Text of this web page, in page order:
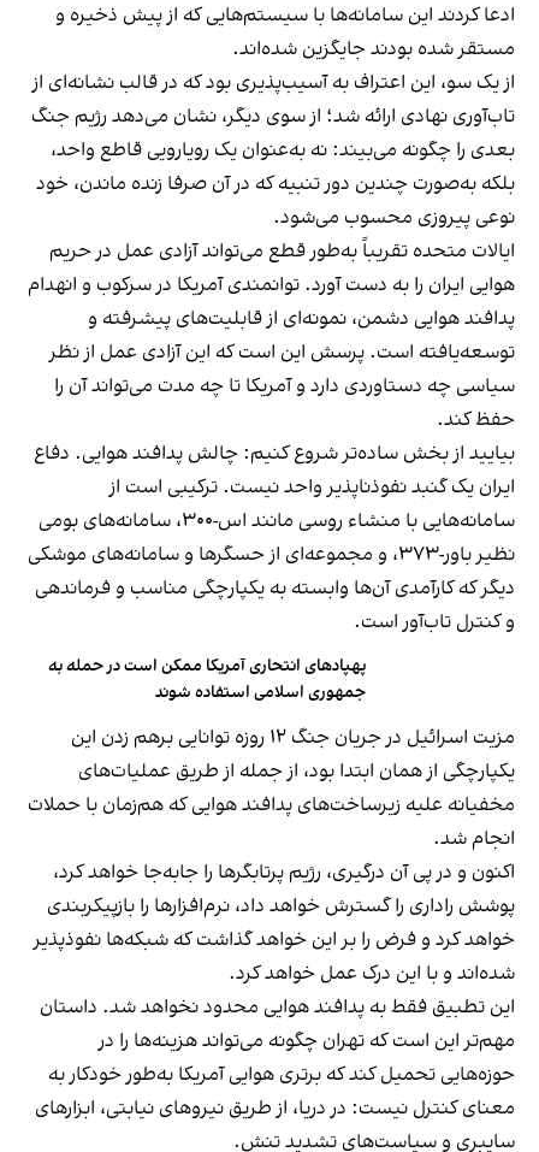
ادعا کردند این سامانه‌ها با سیستم‌هایی که از پیش ذخیره و
مستقر شده بودند جایگزین شده‌اند.
از یک سو، این اعتراف به آسیب‌پذیری بود که در قالب نشانه‌ای از
تاب‌آوری نهادی ارائه شد؛ از سوی دیگر، نشان می‌دهد رژیم جنگ
بعدی را چگونه می‌بیند: نه به‌عنوان یک رویارویی قاطع واحد،
بلکه به‌صورت چندین دور تنبیه که در آن صرفا زنده ماندن، خود
نوعی پیروزی محسوب می‌شود.
ایالات متحده تقریباً به‌طور قطع می‌تواند آزادی عمل در حریم
هوایی ایران را به دست آورد. توانمندی آمریکا در سرکوب و انهدام
پدافند هوایی دشمن، نمونه‌ای از قابلیت‌های پیشرفته و
توسعه‌یافته است. پرسش این است که این آزادی عمل از نظر
سیاسی چه دستاوردی دارد و آمریکا تا چه مدت می‌تواند آن را
حفظ کند.
بیایید از بخش ساده‌تر شروع کنیم: چالش پدافند هوایی. دفاع
ایران یک گنبد نفوذناپذیر واحد نیست. ترکیبی است از
سامانه‌هایی با منشاء روسی مانند اس-۳۰۰، سامانه‌های بومی
نظیر باور-۳۷۳، و مجموعه‌ای از حسگرها و سامانه‌های موشکی
دیگر که کارآمدی آن‌ها وابسته به یکپارچگی مناسب و فرماندهی
و کنترل تاب‌آور است.
پهپادهای انتحاری آمریکا ممکن است در حمله به
جمهوری اسلامی استفاده شوند
مزیت اسرائیل در جریان جنگ ۱۲ روزه توانایی برهم زدن این
یکپارچگی از همان ابتدا بود، از جمله از طریق عملیات‌های
مخفیانه علیه زیرساخت‌های پدافند هوایی که هم‌زمان با حملات
انجام شد.
اکنون و در پی آن درگیری، رژیم پرتابگرها را جابه‌جا خواهد کرد،
پوشش راداری را گسترش خواهد داد، نرم‌افزارها را بازپیکربندی
خواهد کرد و فرض را بر این خواهد گذاشت که شبکه‌ها نفوذپذیر
شده‌اند و با این درک عمل خواهد کرد.
این تطبیق فقط به پدافند هوایی محدود نخواهد شد. داستان
مهم‌تر این است که تهران چگونه می‌تواند هزینه‌ها را در
حوزه‌هایی تحمیل کند که برتری هوایی آمریکا به‌طور خودکار به
معنای کنترل نیست: در دریا، از طریق نیروهای نیابتی، ابزارهای
سایبری و سیاست‌های تشدید تنش.